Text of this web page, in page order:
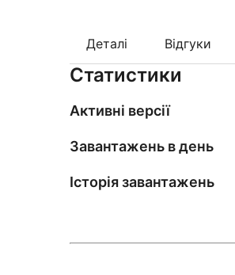
Деталі Відгуки
Статистики
Активні версії
Завантажень в день
Історія завантажень